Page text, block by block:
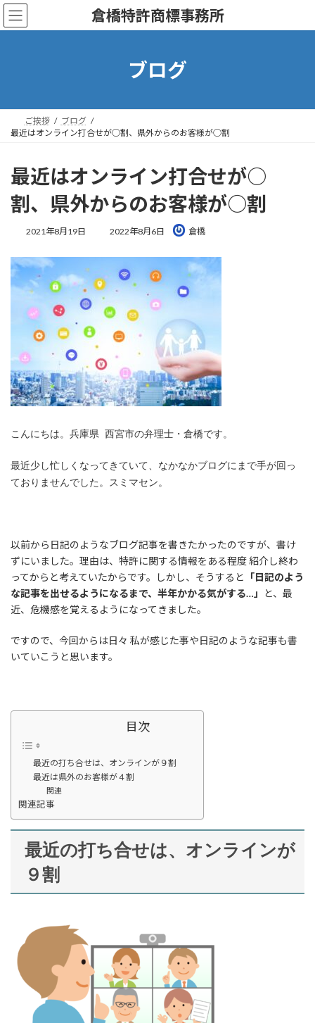
コ
ン
ナ
ビ
倉橋特許商標事務所
ブログ
ご挨拶
ブログ
最近はオンライン打合せが○割、県外からのお客様が○割
最近はオンライン打合せが○
割、県外からのお客様が○割
2021年8月19日
最
時
:
2022年8月6日 倉橋
こんにちは。兵庫県 西宮市の弁理士・倉橋です。
最近少し忙しくなってきていて、なかなかブログにまで手が回っ
ておりませんでした。スミマセン。
以前から日記のようなブログ記事を書きたかったのですが、書け
ずにいました。理由は、特許に関する情報をある程度 紹介し終わ
ってからと考えていたからです。しかし、そうすると
「日記のよう
な記事を出せるようになるまで、半年かかる気がする…」
と、最
近、危機感を覚えるようになってきました。
ですので、今回からは日々 私が感じた事や日記のような記事も書
いていこうと思います。
目次
最近の打ち合せは、オンラインが９割
最近は県外のお客様が４割
関連
関連記事
最近の打ち合せは、オンラインが
９割